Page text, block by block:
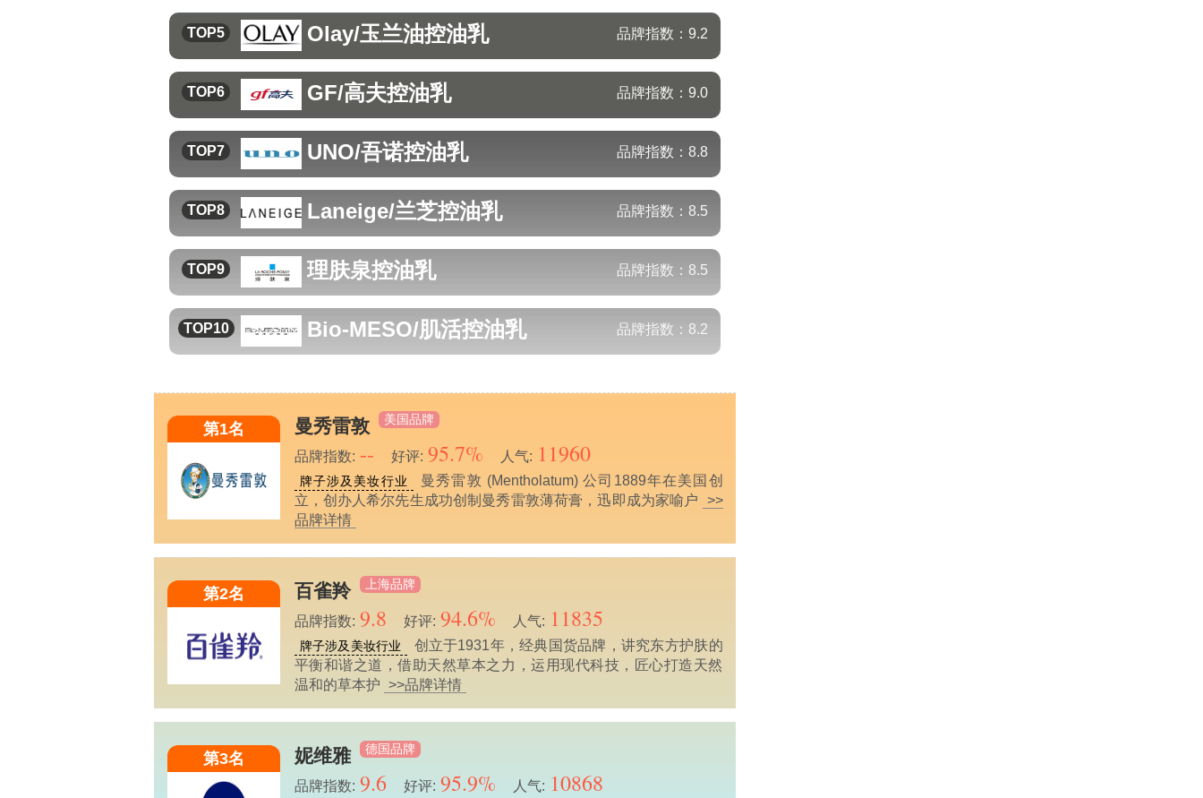
TOP5 Olay/玉兰油控油乳 品牌指数： 9.2
TOP6 GF/高夫控油乳 品牌指数： 9.0
TOP7 UNO/吾诺控油乳 品牌指数： 8.8
TOP8 Laneige/兰芝控油乳 品牌指数： 8.5
TOP9 理肤泉控油乳 品牌指数： 8.5
TOP10 Bio-MESO/肌活控油乳 品牌指数： 8.2
第1名 曼秀雷敦 美国品牌
品牌指数: -- 好评: 95.7% 人气: 11960
牌子涉及美妆行业
曼秀雷敦 (Mentholatum) 公司1889年在美国创
立，创办人希尔先生成功创制曼秀雷敦薄荷膏，迅即成为家喻户
>>
品牌详情
第2名 百雀羚 上海品牌
品牌指数: 9.8 好评: 94.6% 人气: 11835
牌子涉及美妆行业
创立于1931年，经典国货品牌，讲究东方护肤的
平衡和谐之道，借助天然草本之力，运用现代科技，匠心打造天然
温和的草本护 >>品牌详情
第3名 妮维雅 德国品牌
品牌指数: 9.6 好评: 95.9% 人气: 10868